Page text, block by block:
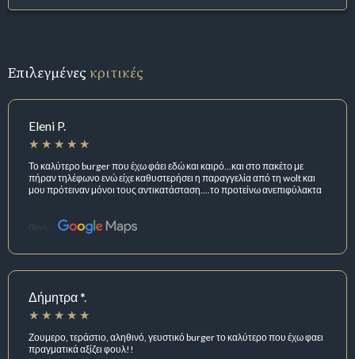
Επιλεγμένεςκριτικές
Eleni P.
Το καλύτερο burger που έχω φάει εδώ και καιρό...και στο πακέτο με
πήραν τηλέφωνο ενώ είχε καθυστερήσει η παραγγελία από τη wolt και
μου πρότειναν μόνοι τους αντικατάσταση....το προτείνω ανεπιφύλακτα
Πηγή:
Δήμητρα *.
Ζουμερο, τεράστιο, αληθινό, γευστικό burger το καλύτερο που έχω φαει
πραγματικά αξίζει φουλ!!